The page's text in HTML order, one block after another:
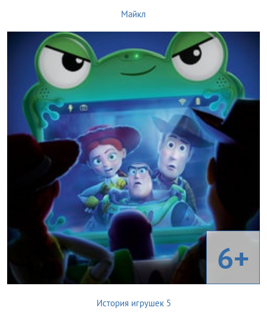
Майкл
6+
История игрушек 5